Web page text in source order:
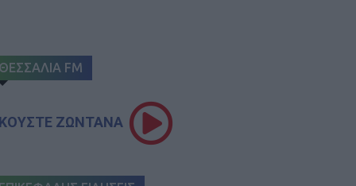
ΘΕΣΣΑΛΙΑ FM
ΖΩΝΤΑΝΑ